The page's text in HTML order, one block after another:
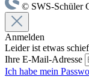
© SWS-Schüler
Anmelden
Leider ist etwas
Ihre E-Mail-Adresse
Ich habe mein